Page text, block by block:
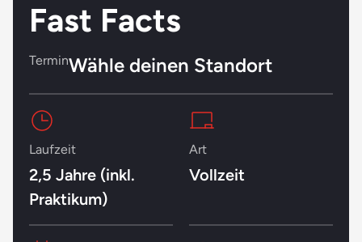
Fast Facts
TerminWähle deinen Standort
Laufzeit
2,5 Jahre (inkl.
Praktikum)
Art
Vollzeit